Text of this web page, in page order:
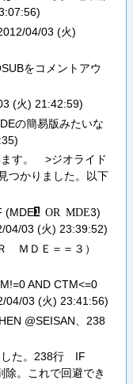
)
04/03 (火)
をコメントアウ
(火) 21:42:59)
の簡易版みたいな
)
ます。 >ジオライド
つかりました。以下
(MDE1​ ​O​R​ ​M​D​E3)
04/03 (火) 23:39:52)
ＭＤＥ＝＝３）
AND CTM<=0
04/03 (火) 23:41:56)
@SEISAN、238
した。238行 IF
。これで回避でき